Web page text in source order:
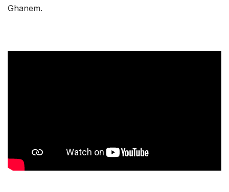
Ghanem.